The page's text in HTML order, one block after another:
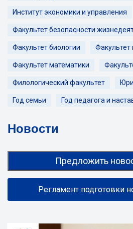
Институт экономики и управления
Факультет безопасности
Факультет биологии Факультет
Факультет математики
Филологический факультет
Год семьи Год педагога и
Новости
Предложить
Регламент подготовки